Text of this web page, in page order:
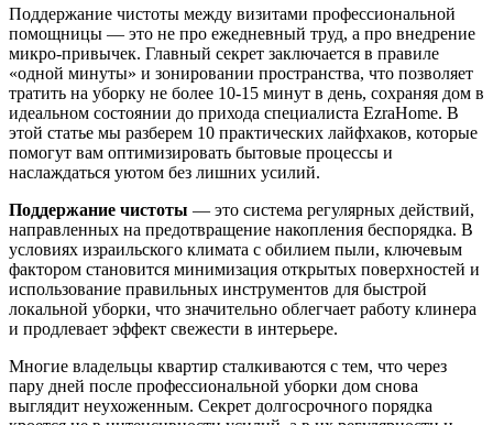
Поддержание чистоты между визитами профессиональной
помощницы — это не про ежедневный труд, а про внедрение
микро-привычек. Главный секрет заключается в правиле
«одной минуты» и зонировании пространства, что позволяет
тратить на уборку не более 10-15 минут в день, сохраняя дом в
идеальном состоянии до прихода специалиста EzraHome. В
этой статье мы разберем 10 практических лайфхаков, которые
помогут вам оптимизировать бытовые процессы и
наслаждаться уютом без лишних усилий.
Поддержание чистоты — это система регулярных действий,
направленных на предотвращение накопления беспорядка. В
условиях израильского климата с обилием пыли, ключевым
фактором становится минимизация открытых поверхностей и
использование правильных инструментов для быстрой
локальной уборки, что значительно облегчает работу клинера
и продлевает эффект свежести в интерьере.
Многие владельцы квартир сталкиваются с тем, что через
пару дней после профессиональной уборки дом снова
выглядит неухоженным. Секрет долгосрочного порядка